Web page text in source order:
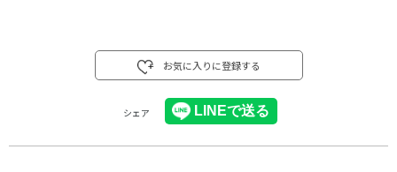
お気に入りに登録する
シェア